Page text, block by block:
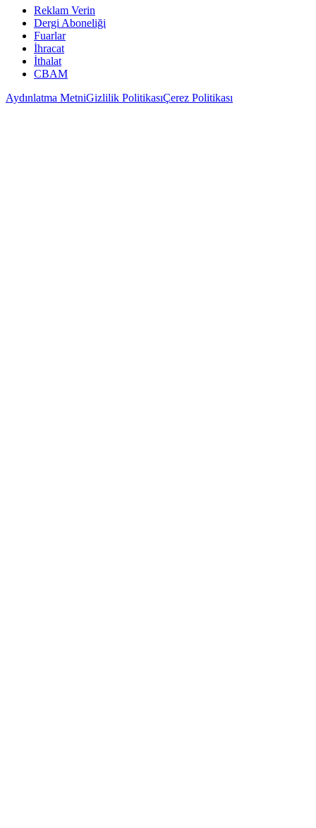
Reklam Verin
Dergi Aboneliği
Fuarlar
İhracat
İthalat
CBAM
Aydınlatma MetniGizlilik PolitikasıÇerez Politikası